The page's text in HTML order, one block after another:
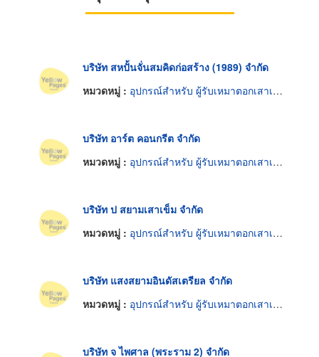
บริษัท สหปั้นจั่นสมคิดก่อสร้าง (1989) จำกัด
หมวดหมู่ : อุปกรณ์สำหรับ ผู้รับเหมาตอกเสาเข็ม
บริษัท อาร์ต คอนกรีต จำกัด
หมวดหมู่ : อุปกรณ์สำหรับ ผู้รับเหมาตอกเสาเข็ม
บริษัท ป สยามเสาเข็ม จำกัด
หมวดหมู่ : อุปกรณ์สำหรับ ผู้รับเหมาตอกเสาเข็ม
บริษัท แสงสยามอินดัสเตรียล จำกัด
หมวดหมู่ : อุปกรณ์สำหรับ ผู้รับเหมาตอกเสาเข็ม
บริษัท จ ไพศาล (พระราม 2) จำกัด